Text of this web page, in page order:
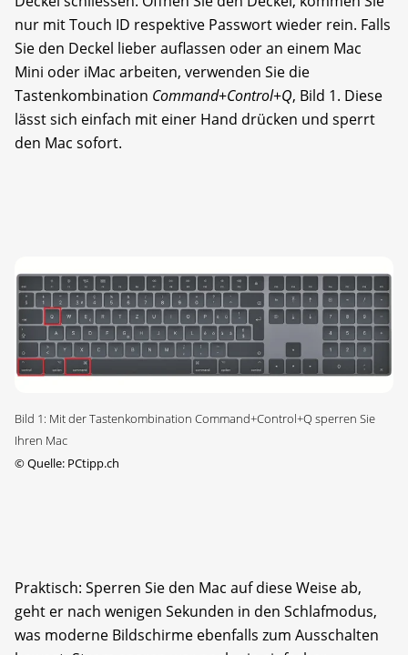
nur mit Touch ID respektive Passwort wieder rein. Falls
Sie den Deckel lieber auflassen oder an einem Mac
Mini oder iMac arbeiten, verwenden Sie die
Tastenkombination Command+Control+Q, Bild 1. Diese
lässt sich einfach mit einer Hand drücken und sperrt
den Mac sofort.
Bild 1: Mit der Tastenkombination Command+Control+Q sperren Sie
Ihren Mac
©Quelle: PCtipp.ch
Praktisch: Sperren Sie den Mac auf diese Weise ab,
geht er nach wenigen Sekunden in den Schlafmodus,
was moderne Bildschirme ebenfalls zum Ausschalten